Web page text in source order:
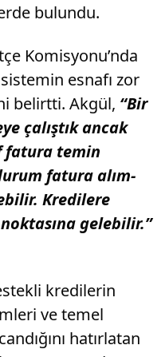
bulundu.
Komisyonu’nda
esnafı zor
belirtti. Akgül, “Bir
çalıştık ancak
fatura temin
fatura alım-
Kredilere
gelebilir.”
kredilerin
ve temel
hatırlatan